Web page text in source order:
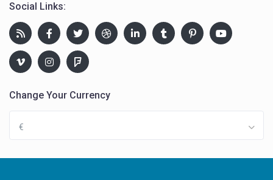
Social Links:
Change Your Currency
€